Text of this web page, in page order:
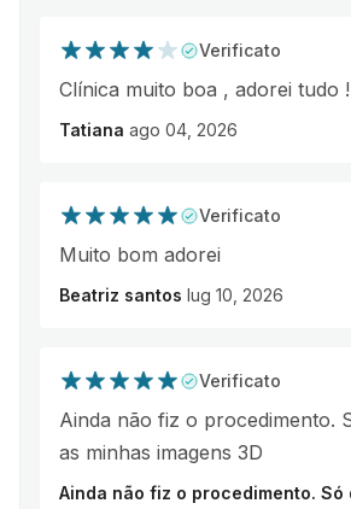
Verificato
Clínica muito boa , adorei tudo
Tatiana ago 04, 2026
Verificato
Muito bom adorei
Beatriz santos lug 10, 2026
Verificato
Ainda não fiz o procedimento.
as minhas imagens 3D
Ainda não fiz o procedimento. Só